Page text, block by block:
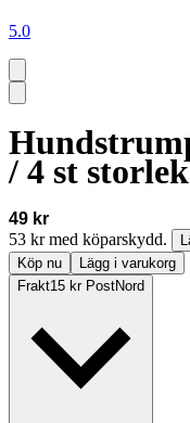
5.0
/ 4 st
49 kr
53 kr med köparskydd.
Köp nu
Lägg i varukorg
Frakt15 kr PostNord